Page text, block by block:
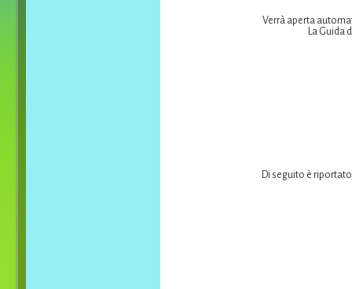
Verrà aperta
La Guida
Di seguito è